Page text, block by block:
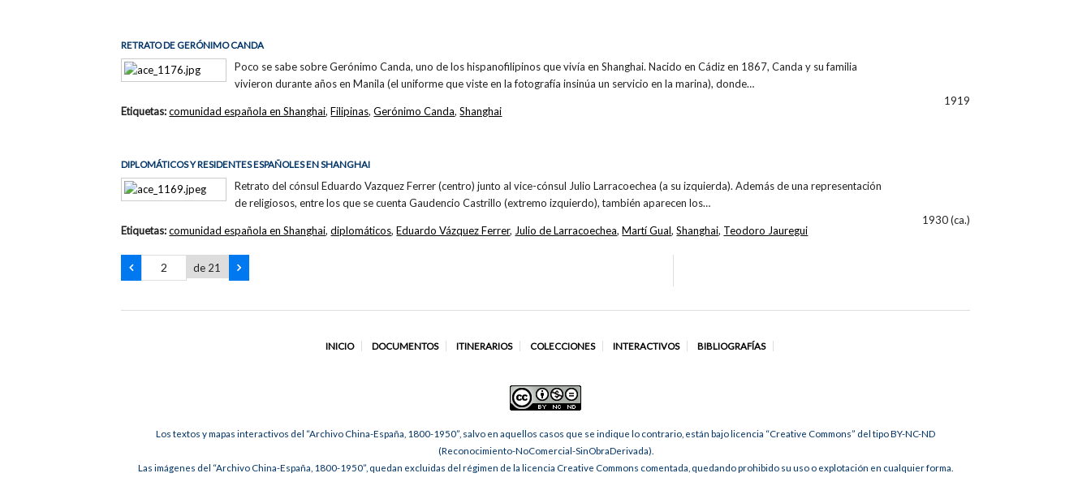
RETRATO DE GERÓNIMO CANDA
Poco se sabe sobre Gerónimo Canda, uno de los hispanofilipinos que vivía en Shanghai. Nacido en Cádiz en 1867, Canda y su familia
vivieron durante años en Manila (el uniforme que viste en la fotografía insinúa un servicio en la marina), donde…
1919
Etiquetas:comunidad española en Shanghai,Filipinas,Gerónimo Canda,Shanghai
DIPLOMÁTICOS Y RESIDENTES ESPAÑOLES EN SHANGHAI
Retrato del cónsul Eduardo Vazquez Ferrer (centro) junto al vice-cónsul Julio Larracoechea (a su izquierda). Además de una representación
de religiosos, entre los que se cuenta Gaudencio Castrillo (extremo izquierdo), también aparecen los…
1930 (ca.)
Etiquetas:comunidad española en Shanghai,diplomáticos,Eduardo Vázquez Ferrer, Julio de Larracoechea,Martí Gual,Shanghai, Teodoro Jauregui
de 21
INICIO DOCUMENTOS ITINERARIOS COLECCIONES INTERACTIVOS BIBLIOGRAFÍAS
Los textos y mapas interactivos del “Archivo China-España, 1800-1950”, salvo en aquellos casos que se indique lo contrario, están bajo licencia “Creative Commons” del tipo BY-NC-ND
(Reconocimiento-NoComercial-SinObraDerivada).
Las imágenes del “Archivo China-España, 1800-1950”, quedan excluidas del régimen de la licencia Creative Commons comentada, quedando prohibido su uso o explotación en cualquier forma.